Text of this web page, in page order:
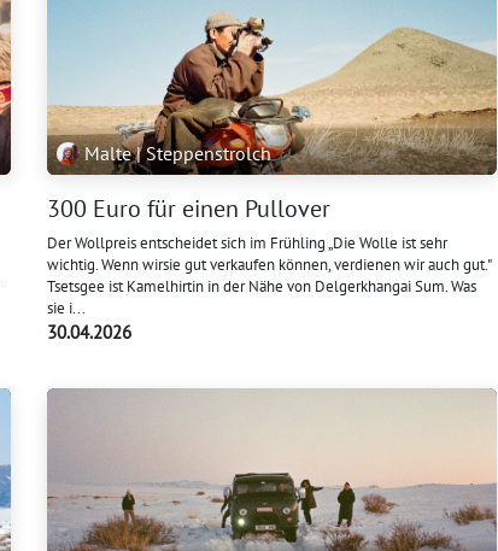
Malte | Steppenstrolch
300 Euro für einen Pullover
Der Wollpreis entscheidet sich im Frühling „Die Wolle ist sehr
wichtig. Wenn wirsie gut verkaufen können, verdienen wir auch gut."
Tsetsgee ist Kamelhirtin in der Nähe von Delgerkhangai Sum. Was
sie i...
30.04.2026